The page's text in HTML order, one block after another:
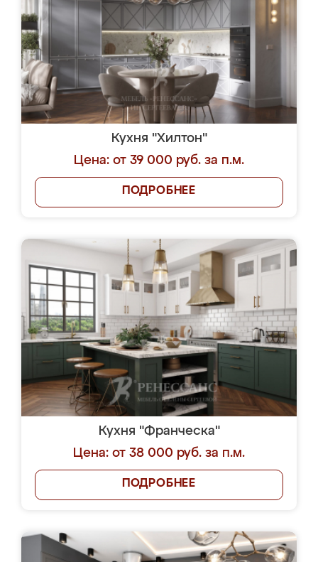
Кухня "Хилтон"
Цена: от 39 000 руб. за п.м.
ПОДРОБНЕЕ
Кухня "Франческа"
Цена: от 38 000 руб. за п.м.
ПОДРОБНЕЕ